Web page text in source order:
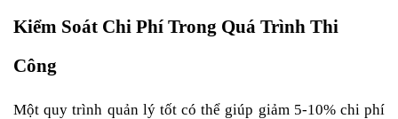
Kiểm Soát Chi Phí Trong Quá Trình Thi
Công
Một quy trình quản lý tốt có thể giúp giảm 5-10% chi phí